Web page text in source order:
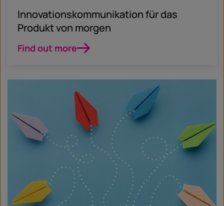
Innovationskommunikation für das
Produkt von morgen
Find out more